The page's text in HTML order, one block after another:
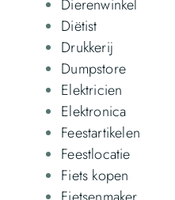
Dierenwinkel
Diëtist
Drukkerij
Dumpstore
Elektricien
Elektronica
Feestartikelen
Feestlocatie
Fiets kopen